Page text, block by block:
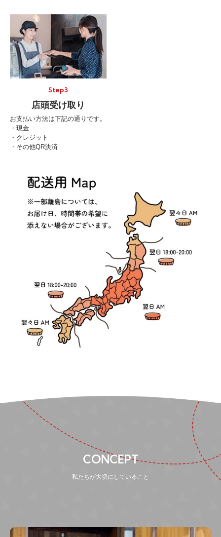
Step3
店頭受け取り
お支払い方法は下記の通りです。
・現金
・クレジット
・その他QR決済
CONCEPT
私たちが大切にしていること